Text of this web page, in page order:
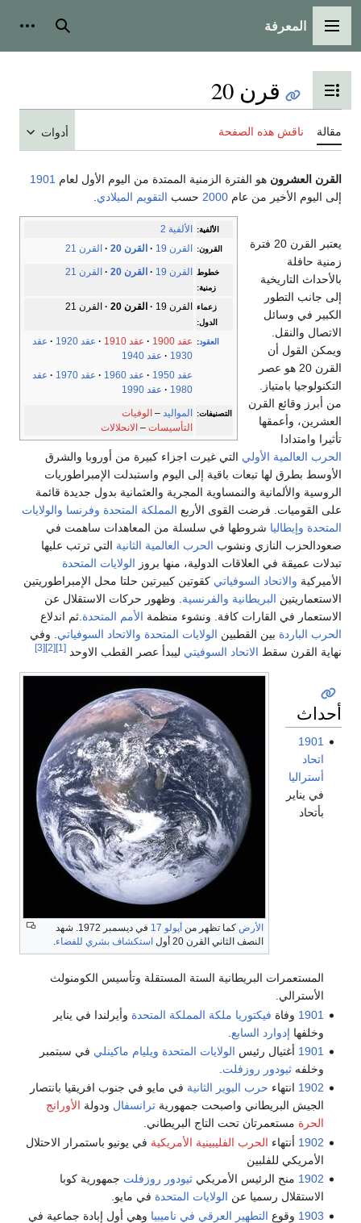
القائمة الرئيسية
المعرفة بحث
تبديل عرض جدول المحتويات
قرن 20
مقالة ناقش هذه الصفحة أدوات
القرن العشرون هو الفترة الزمنية الممتدة من اليوم الأول لعام 1901
إلى اليوم الأخير من عام 2000 حسب التقويم الميلادي
الألفية: الألفية 2
القرون: القرن 19 القرن 20 القرن 21
خطوط
زمنية:
القرن 19 القرن 20 القرن 21
زعماء
الدول:
القرن 19 القرن 20 القرن 21
العقود: عقد 1900 عقد 1910 عقد 1920
عقد
1930
عقد 1940
عقد 1950
عقد 1960 عقد 1970
عقد
1980
عقد 1990
التصنيفات: المواليد – الوفيات
التأسيسات – الانحلالات
يعتبر القرن 20 فترة
زمنية حافلة
بالأحداث التاريخية
إلى جانب التطور
الكبير في وسائل
الاتصال والنقل.
ويمكن القول أن
القرن 20 هو عصر
التكنولوجيا بامتياز.
من أبرز وقائع القرن
العشرين، وأعمقها
تأثيرا وامتدادا
الحرب العالمية الأولي التي غيرت اجزاء كبيرة من أوروبا والشرق
الأوسط بطرق لها تبعات باقية إلى اليوم واستبدلت الإمبراطوريات
الروسية والألمانية والنمساوية المجرية والعثمانية بدول جديدة قائمة
على القوميات. فرضت القوى الأربع المملكة المتحدة وفرنسا والولايات
المتحدة وإيطاليا شروطها في سلسلة من المعاهدات ساهمت في
صعودالحزب النازي ونشوب الحرب العالمية الثانية التي ترتب عليها
تبدلات عميقة في العلاقات الدولية، منها بروز الولايات المتحدة
الأميركية والاتحاد السوفياتي كقوتين كبيرتين حلتا محل الإمبراطوريتين
الاستعماريتين البريطانية والفرنسية . وظهور حركات الاستقلال عن
الاستعمار في القارات كافة. ونشوء منظمة الأمم المتحدة .ثم اندلاع
الحرب الباردة بين القطبين الولايات المتحدة والاتحاد السوفياتي . وفي
نهاية القرن سقط الاتحاد السوفيتي ليبدأ عصر القطب الاوحد [1]
[2]
[3]
الأرض كما تظهر من أپولو 17
في ديسمبر 1972. شهد
النصف الثاني القرن 20 أول
استكشاف بشري للفضاء.
أحداث
1901
اتحاد
أستراليا
في يناير
بأتحاد
المستعمرات البريطانية الستة المستقلة وتأسيس الكومنولث
الأسترالي.
1901 وفاة فيكتوريا ملكة المملكة المتحدة وأيرلندا في يناير
وخلفها إدوارد السابع
1901 أغتيال رئيس الولايات المتحدة ويليام ماكينلي في سبتمبر
وخلفهثيودور روزفلت
1902 انتهاء حرب البوير الثانية في مايو في جنوب افريقيا بانتصار
الجيش البريطاني واصبحت جمهوريةترانسفال ودولة الأورانج
الحرة مستعمرتان تحت التاج البريطاني.
1902 أنتهاء الحرب الفليبينية الأمريكية في يونيو باستمرار الاحتلال
الأمريكي للفلبين
1902 منح الرئيس الأمريكيثيودور روزفلت جمهورية كوبا
الاستقلال رسميا عن الولايات المتحدة في مايو.
1903 وقوع التطهير العرقي في ناميبيا وهي أول إبادة جماعية في